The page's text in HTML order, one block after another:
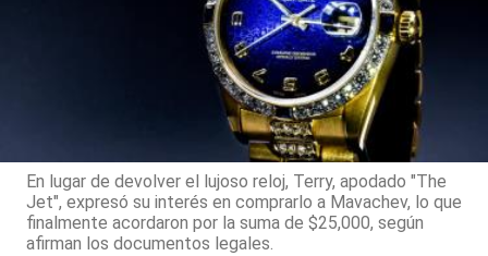
En lugar de devolver el lujoso reloj, Terry, apodado "The
Jet", expresó su interés en comprarlo a Mavachev, lo que
finalmente acordaron por la suma de $25,000, según
afirman los documentos legales.